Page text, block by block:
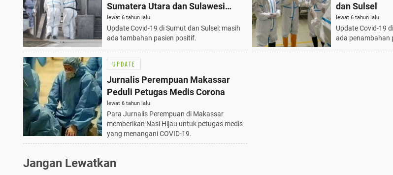
Sumatera Utara dan Sulawesi
Selatan
lewat 6 tahun lalu
Update Covid-19 di Sumut dan Sulsel: masih
ada tambahan pasien positif.
dan Sulsel
lewat 6 tahun lalu
Update Covid-19
ada penambahan
UPDATE
Jurnalis Perempuan Makassar
Peduli Petugas Medis Corona
lewat 6 tahun lalu
Para Jurnalis Perempuan di Makassar
memberikan Nasi Hijau untuk petugas medis
yang menangani COVID-19.
Jangan Lewatkan